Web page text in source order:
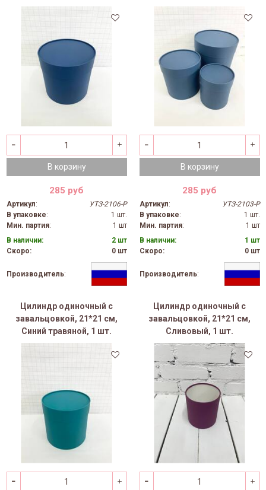
В корзину
285 руб
Артикул:
УТЗ-2106-Р
В упаковке:
1 шт.
Мин. партия:
1 шт
В наличии:
2 шт
Скоро:
0 шт
Производитель:
В корзину
285 руб
Артикул:
УТЗ-2103-Р
В упаковке:
1 шт.
Мин. партия:
1 шт
В наличии:
1 шт
Скоро:
0 шт
Производитель:
Цилиндр одиночный с
завальцовкой, 21*21 см,
Синий травяной, 1 шт.
Цилиндр одиночный с
завальцовкой, 21*21 см,
Сливовый, 1 шт.